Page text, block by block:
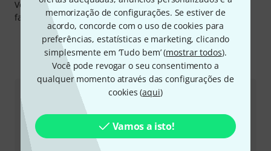
memorização de configurações. Se estiver de
acordo, concorde com o uso de cookies para
preferências, estatísticas e marketing, clicando
simplesmente em ‘Tudo bem’ (mostrar todos).
Você pode revogar o seu consentimento a
qualquer momento através das configurações de
cookies (aqui)
Vamos a isto!
Você pode encontrar mais informações acerca do
fabricante em http://www.nuvo-instruments.info
Eis como pode contactar-nos
Atendimento ao Cliente Portugal